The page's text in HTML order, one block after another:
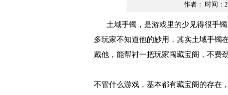
作者： 时间：
土域手镯，是游戏里的少见得很手
多玩家不知道他的妙用，其实土域手镯
戴他，能帮衬一把玩家闯藏宝阁，不费
不管什么游戏，基本都有藏宝阁的存在